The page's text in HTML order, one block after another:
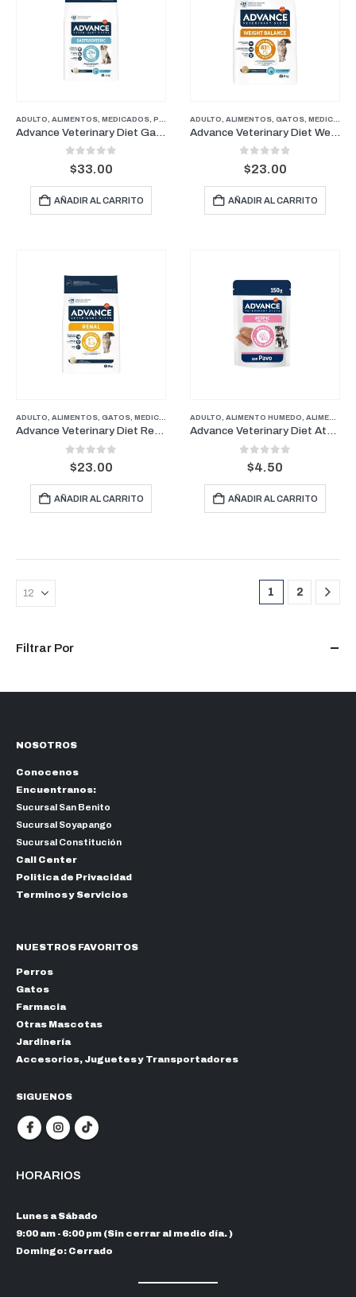
ADULTO ALIMENTOS MEDICADOS PERROS
Advance Veterinary Diet Gastroenteric 3kg – Alimento Medicado para Perros
out of 5
$33.00
AÑADIR AL CARRITO
ADULTO ALIMENTOS GATOS MEDICADOS
Advance Veterinary Diet Weight Balance 1.5 kg – Alimento Medicado para Gatos
out of 5
$23.00
AÑADIR AL CARRITO
ADULTO, ALIMENTOS, GATOS, MEDICADOS
Advance Veterinary Diet Renal 1.5 kg – Alimento Medicado para Gatos
0out of 5
$23.00
AÑADIR AL CARRITO
ADULTO, ALIMENTO HUMEDO, ALIMENTOS
Advance Veterinary Diet Atopic – Sobre Medicado 150g
out of 5
$4.50
AÑADIR AL CARRITO
1 2
Filtrar Por
NOSOTROS
Conocenos
Encuentranos:
Sucursal San Benito
Sucursal Soyapango
Sucursal Constitución
Call Center
Politica de Privacidad
Terminos y Servicios
NUESTROS FAVORITOS
Perros
Gatos
Farmacia
Otras Mascotas
Jardinería
Accesorios, Juguetes y Transportadores
SIGUENOS
HORARIOS
Lunes a Sábado
9:00 am - 6:00 pm (Sin cerrar al medio día. )
Domingo: Cerrado